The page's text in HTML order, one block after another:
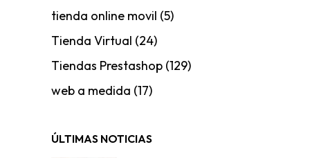
tienda online movil (5)
Tienda Virtual (24)
Tiendas Prestashop (129)
web a medida (17)
ÚLTIMAS NOTICIAS